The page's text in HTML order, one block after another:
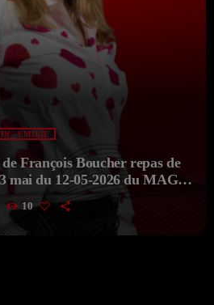
- EMILIE
François Boucher repas de
mai du 12-05-2026 du MAG
EMILIE
10